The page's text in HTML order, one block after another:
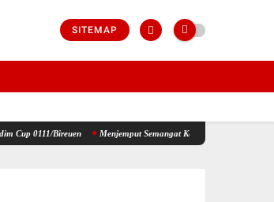
SITEMAP
Menjemput Semangat Kemerdekaan, Kapolsek Idi Tunong